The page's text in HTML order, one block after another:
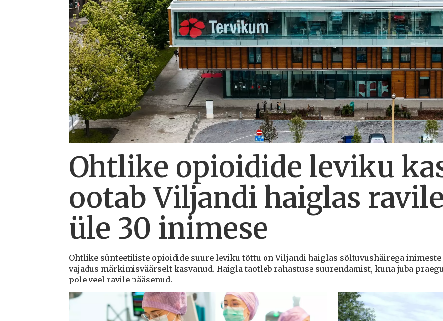
Ohtlike opioidide leviku
ootab Viljandi haiglas
üle 30 inimese
Ohtlike sünteetiliste opioidide suure leviku tõttu on Viljandi haiglas sõltuvushäirega
vajadus märkimisväärselt kasvanud. Haigla taotleb rahastuse suurendamist, kuna juba
pole veel ravile pääsenud.